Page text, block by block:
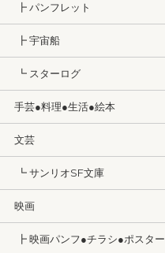
┣ パンフレット
┣ 宇宙船
┗ スターログ
手芸●料理●生活●絵本
文芸
┗ サンリオSF文庫
映画
┣ 映画パンフ●チラシ●ポスター